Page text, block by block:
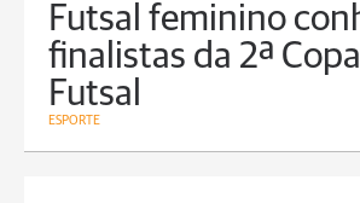
Futsal feminino
finalistas da 2ª
Futsal
ESPORTE